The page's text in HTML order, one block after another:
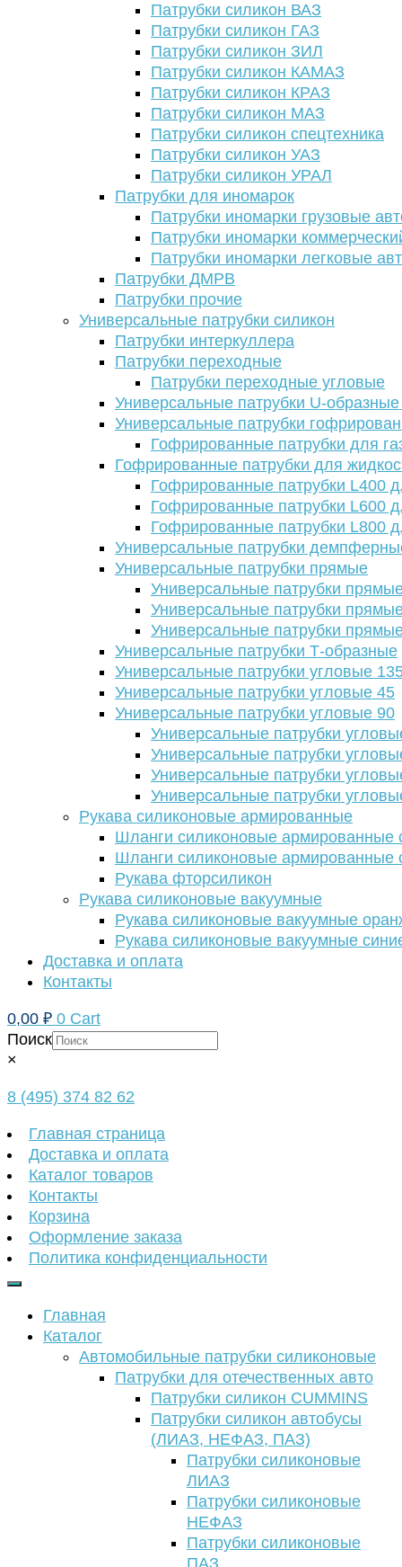
Патрубки силикон ВАЗ
Патрубки силикон ГАЗ
Патрубки силикон ЗИЛ
Патрубки силикон КАМАЗ
Патрубки силикон КРАЗ
Патрубки силикон МАЗ
Патрубки силикон спецтехника
Патрубки силикон УАЗ
Патрубки силикон УРАЛ
Патрубки для иномарок
Патрубки иномарки грузовые
Патрубки иномарки
Патрубки иномарки легковые
Патрубки ДМРВ
Патрубки прочие
Универсальные патрубки силикон
Патрубки интеркуллера
Патрубки переходные
Патрубки переходные угловые
Универсальные патрубки U-
Универсальные патрубки
Гофрированные патрубки для
Гофрированные патрубки для
Гофрированные патрубки L400
Гофрированные патрубки L600
Гофрированные патрубки L800
Универсальные патрубки
Универсальные патрубки прямые
Универсальные патрубки
Универсальные патрубки
Универсальные патрубки
Универсальные патрубки Т-образные
Универсальные патрубки угловые
Универсальные патрубки угловые 45
Универсальные патрубки угловые 90
Универсальные патрубки
Универсальные патрубки
Универсальные патрубки
Универсальные патрубки
Рукава силиконовые армированные
Шланги силиконовые армированные
Шланги силиконовые армированные
Рукава фторсиликон
Рукава силиконовые вакуумные
Рукава силиконовые вакуумные
Рукава силиконовые вакуумные
Доставка и оплата
Контакты
0,00 ₽ 0 Cart
Поиск
×
8 (495) 374 82 62
Главная страница
Доставка и оплата
Каталог товаров
Контакты
Корзина
Оформление заказа
Политика конфиденциальности
Главная
Каталог
Автомобильные патрубки силиконовые
Патрубки для отечественных авто
Патрубки силикон CUMMINS
Патрубки силикон автобусы
(ЛИАЗ, НЕФАЗ, ПАЗ)
Патрубки силиконовые
ЛИАЗ
Патрубки силиконовые
НЕФАЗ
Патрубки силиконовые
ПАЗ